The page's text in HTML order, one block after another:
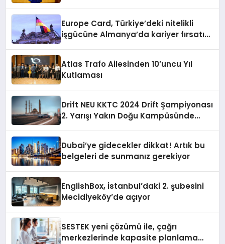
Europe Card, Türkiye’deki nitelikli
işgücüne Almanya’da kariyer fırsatı
Atlas Trafo Ailesinden 10’uncu Yıl
Kutlaması
Drift NEU KKTC 2024 Drift Şampiyonası
2. Yarışı Yakın Doğu Kampüsünde
Dubai’ye gidecekler dikkat! Artık bu
belgeleri de sunmanız gerekiyor
EnglishBox, İstanbul’daki 2. şubesini
Mecidiyeköy’de açıyor
SESTEK yeni çözümü ile, çağrı
merkezlerinde kapasite planlama